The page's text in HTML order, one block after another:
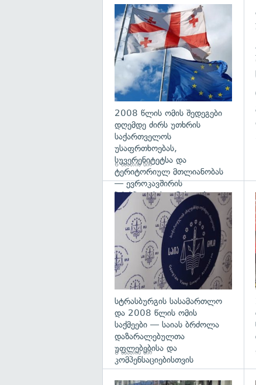
2008 წლის ომის შედეგები
დღემდე ძირს უთხრის
საქართველოს
უსაფრთხოებას,
სუვერენიტეტსა და
ტერიტორიულ მთლიანობას
— ევროკავშირის
პრესპიკერის განცხადება
6 საათის წინ
სტრასბურგის სასამართლო
და 2008 წლის ომის
საქმეები — საიას ბრძოლა
დაზარალებულთა
უფლებებისა და
კომპენსაციებისთვის
8 საათის წინ